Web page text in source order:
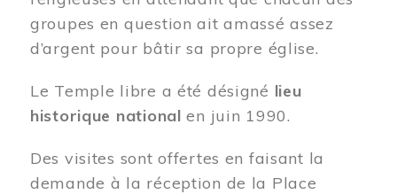
groupes en question ait amassé assez
d’argent pour bâtir sa propre église.
Le Temple libre a été désigné lieu
historique national en juin 1990.
Des visites sont offertes en faisant la
demande à la réception de la Place